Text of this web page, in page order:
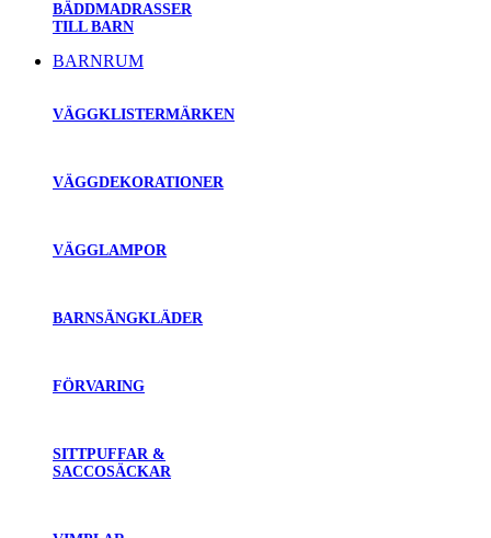
BÄDDMADRASSER
TILL BARN
BARNRUM
VÄGGKLISTERMÄRKEN
VÄGGDEKORATIONER
VÄGGLAMPOR
BARNSÄNGKLÄDER
FÖRVARING
SITTPUFFAR &
SACCOSÄCKAR